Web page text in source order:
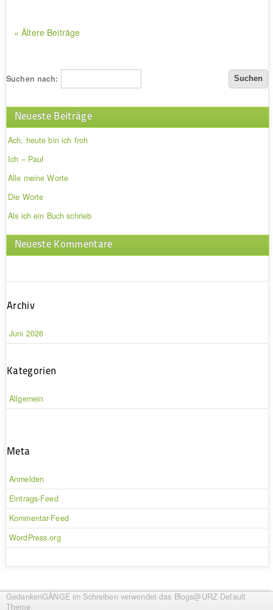
« Ältere Beiträge
Suchen nach:
Neueste Beiträge
Ach, heute bin ich froh
Ich – Paul
Alle meine Worte
Die Worte
Als ich ein Buch schrieb
Neueste Kommentare
Archiv
Juni 2026
Kategorien
Allgemein
Meta
Anmelden
Eintrags-Feed
Kommentar-Feed
WordPress.org
GedankenGÄNGE im Schreiben verwendet das Blogs@URZ Default
Theme